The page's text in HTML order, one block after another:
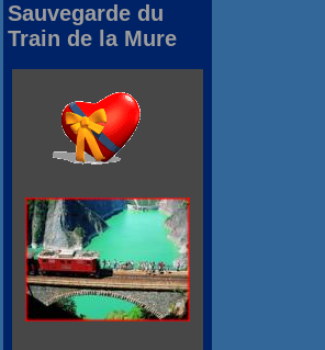
Sauvegarde du
Train de la Mure